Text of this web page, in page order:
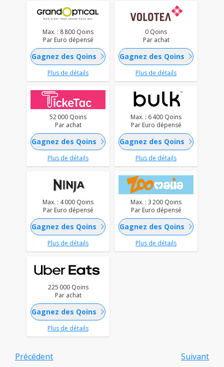
Max. : 8 800 Qoins
Par Euro dépensé
Gagnez des Qoins chevron_right
Plus de détails
0 Qoins
Par achat
Gagnez des Qoins chevron_right
Plus de détails
52 000 Qoins
Par achat
Gagnez des Qoins chevron_right
Plus de détails
Max. : 6 400 Qoins
Par Euro dépensé
Gagnez des Qoins chevron_right
Plus de détails
Max. : 4 000 Qoins
Par Euro dépensé
Gagnez des Qoins chevron_right
Plus de détails
Max. : 3 200 Qoins
Par Euro dépensé
Gagnez des Qoins chevron_right
Plus de détails
225 000 Qoins
Par achat
Gagnez des Qoins chevron_right
Plus de détails
Précédent Suivant